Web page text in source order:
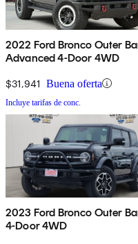
2022 Ford Bronco Outer
Advanced 4-Door 4WD
$31,941 Buena oferta
Incluye tarifas de conc.
2023 Ford Bronco Outer
4-Door 4WD